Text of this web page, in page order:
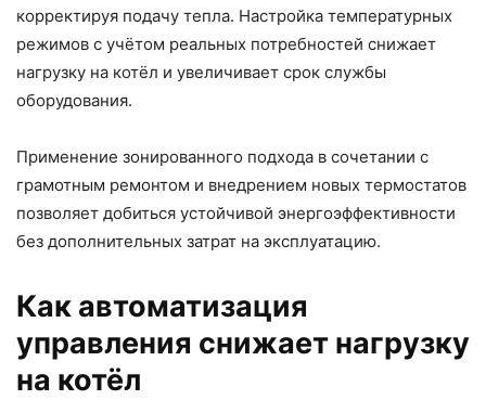
корректируя подачу тепла. Настройка температурных
режимов с учётом реальных потребностей снижает
нагрузку на котёл и увеличивает срок службы
оборудования.
Применение зонированного подхода в сочетании с
грамотным ремонтом и внедрением новых термостатов
позволяет добиться устойчивой энергоэффективности
без дополнительных затрат на эксплуатацию.
Как автоматизация
управления снижает нагрузку
на котёл